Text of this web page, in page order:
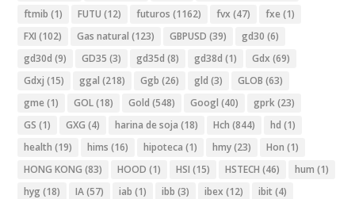
ftmib (1) FUTU (12) futuros (1162) fvx (47) fxe (1)
FXI (102) Gas natural (123) GBPUSD (39) gd30 (6)
gd30d (9) GD35 (3) gd35d (8) gd38d (1) Gdx (69)
Gdxj (15) ggal (218) Ggb (26) gld (3) GLOB (63)
gme (1) GOL(18) Gold (548) Googl (40) gprk(23)
GS (1) GXG (4) harina de soja (18) Hch (844) hd (1)
health (19) hims (16) hipoteca (1) hmy(23) Hon (1)
HONG KONG (83) HOOD (1) HSI (15) HSTECH (46) hum (1)
hyg (18) IA(57) iab (1) ibb (3) ibex (12) ibit (4)